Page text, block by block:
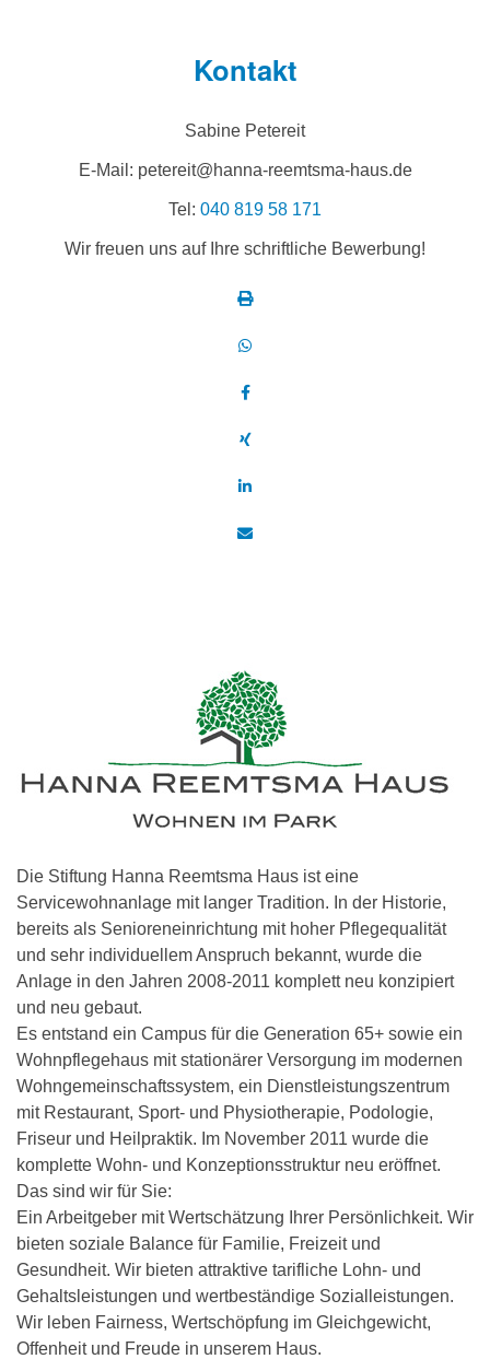
Kontakt
Sabine Petereit
E-Mail: petereit@hanna-reemtsma-haus.de
Tel: 040 819 58 171
Wir freuen uns auf Ihre schriftliche Bewerbung!
Die Stiftung Hanna Reemtsma Haus ist eine
Servicewohnanlage mit langer Tradition. In der Historie,
bereits als Senioreneinrichtung mit hoher Pflegequalität
und sehr individuellem Anspruch bekannt, wurde die
Anlage in den Jahren 2008-2011 komplett neu konzipiert
und neu gebaut.
Es entstand ein Campus für die Generation 65+ sowie ein
Wohnpflegehaus mit stationärer Versorgung im modernen
Wohngemeinschaftssystem, ein Dienstleistungszentrum
mit Restaurant, Sport- und Physiotherapie, Podologie,
Friseur und Heilpraktik. Im November 2011 wurde die
komplette Wohn- und Konzeptionsstruktur neu eröffnet.
Das sind wir für Sie:
Ein Arbeitgeber mit Wertschätzung Ihrer Persönlichkeit. Wir
bieten soziale Balance für Familie, Freizeit und
Gesundheit. Wir bieten attraktive tarifliche Lohn- und
Gehaltsleistungen und wertbeständige Sozialleistungen.
Wir leben Fairness, Wertschöpfung im Gleichgewicht,
Offenheit und Freude in unserem Haus.